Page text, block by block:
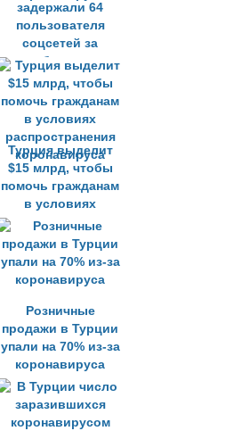
задержали 64
пользователя
соцсетей за
сообщения о
коронавирусе
Турция выделит
$15 млрд, чтобы
помочь гражданам
в условиях
распространения
коронавируса
Розничные
продажи в Турции
упали на 70% из-за
коронавируса